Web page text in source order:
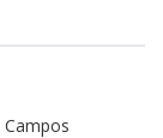
Campos